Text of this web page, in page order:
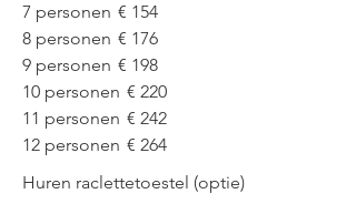
7 personen € 154
8 personen € 176
9 personen € 198
10 personen € 220
11 personen € 242
12 personen € 264
Huren raclettetoestel (optie)